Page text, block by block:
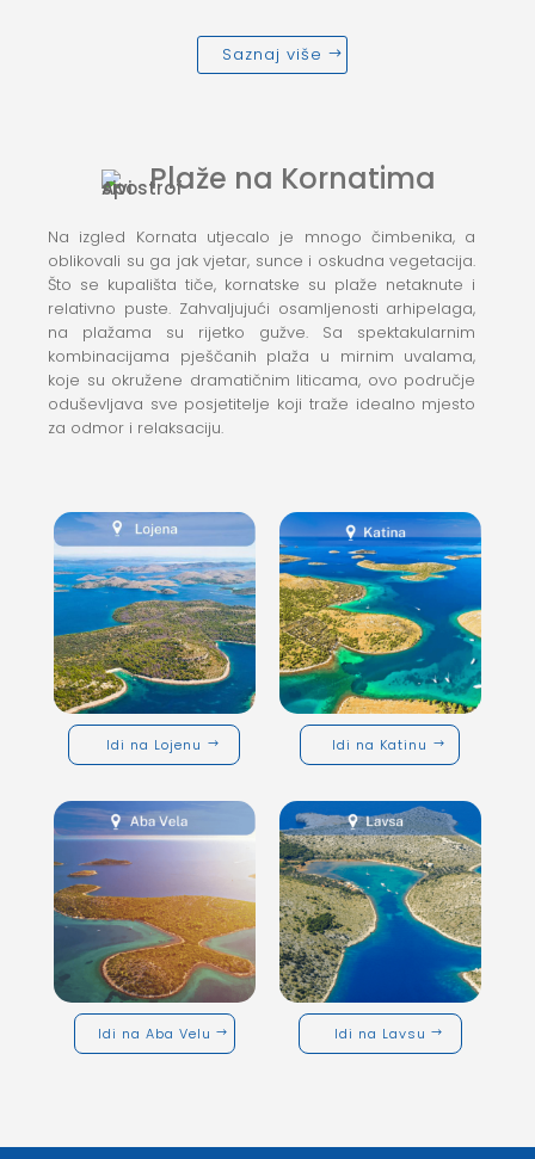
Saznaj više
Plaže na Kornatima
Na izgled Kornata utjecalo je mnogo čimbenika, a
oblikovali su ga jak vjetar, sunce i oskudna vegetacija.
Što se kupališta tiče, kornatske su plaže netaknute i
relativno puste. Zahvaljujući osamljenosti arhipelaga,
na plažama su rijetko gužve. Sa spektakularnim
kombinacijama pješčanih plaža u mirnim uvalama,
koje su okružene dramatičnim liticama, ovo područje
oduševljava sve posjetitelje koji traže idealno mjesto
za odmor i relaksaciju.
Idi na Lojenu Idi na Katinu
Idi na Aba Velu Idi na Lavsu